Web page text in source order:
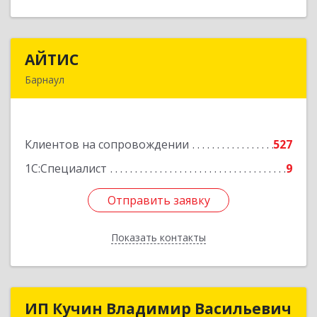
АЙТИС
Барнаул
Клиентов на сопровождении
527
1С:Специалист
9
Отправить заявку
Показать контакты
Подробнее
Отправить заявку
Назад
ИП Кучин Владимир Васильевич
ИП Кучин Владимир Васильевич